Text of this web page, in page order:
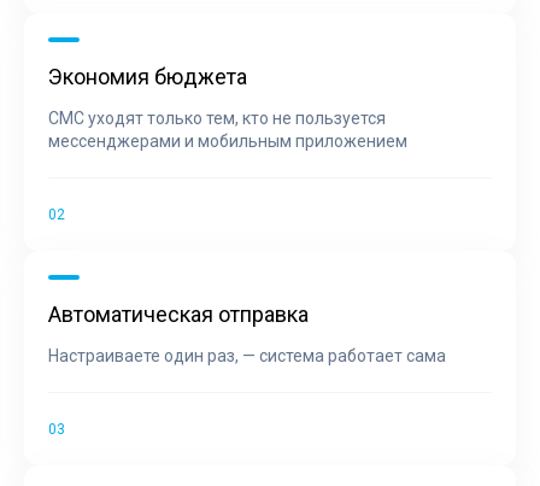
Экономия бюджета
СМС уходят только тем, кто не пользуется
мессенджерами и мобильным приложением
Автоматическая отправка
Настраиваете один раз, — система работает сама